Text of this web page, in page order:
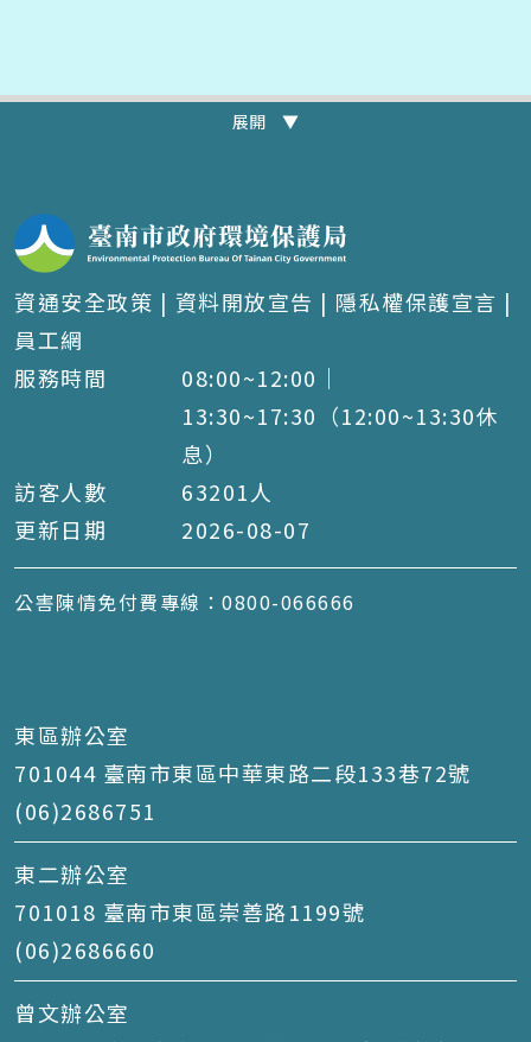
展開 ▼
資通安全政策 | 資料開放宣告 | 隱私權保護宣言 |
員工網
服務時間
08:00~12:00｜
13:30~17:30（12:00~13:30休
息）
訪客人數
63201 人
更新日期
2026-08-07
公害陳情免付費專線：0800-066666
東區辦公室
701044 臺南市東區中華東路二段133巷72號
(06)2686751
東二辦公室
701018 臺南市東區崇善路1199號
(06)2686660
曾文辦公室